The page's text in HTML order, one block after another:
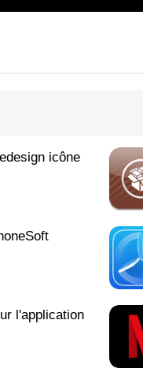
icône
l'application